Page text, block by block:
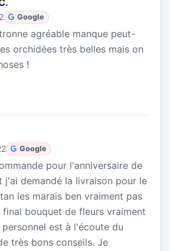
Google
agréable manque peut-
orchidées très belles mais on
!
Google
pour l'anniversaire de
j'ai demandé la livraison pour le
les marais ben vraiment pas
bouquet de fleurs vraiment
est à l'écoute du
très bons conseils. Je